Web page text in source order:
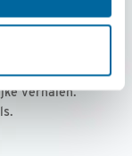
per jaar
met
verhalen.